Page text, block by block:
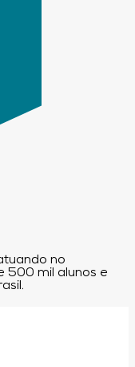
no
500 mil alunos e